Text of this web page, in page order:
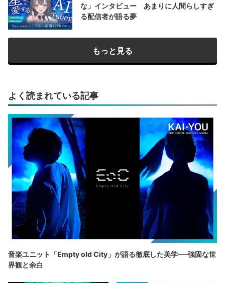
な」インタビュー あまりに人間らしすぎ
る配信者が語る夢
もっと見る
よく読まれている記事
音楽ユニット「Empty old City」が語る徹底した美学──強固な世
界観と余白